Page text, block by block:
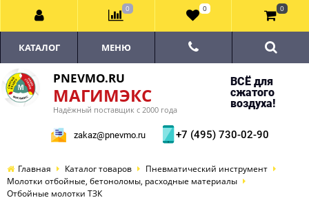
PNEVMO.RU
МАГИМЭКС
Надёжный поставщик с 2000 года
ВСЁ для
сжатого
воздуха!
zakaz@pnevmo.ru +7 (495) 730-02-90
КАТАЛОГ МЕНЮ
Главная Каталог товаров
Пневматический инструмент
Молотки отбойные, бетоноломы, расходные материалы
Отбойные молотки ТЗК
0 0 0